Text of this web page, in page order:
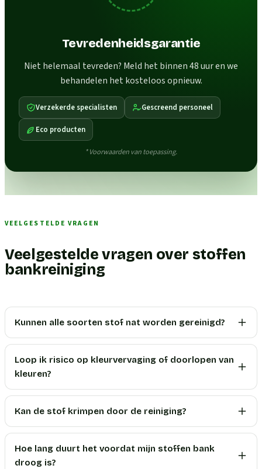
Tevredenheidsgarantie
Niet helemaal tevreden? Meld het binnen 48 uur en we
behandelen het kosteloos opnieuw.
Verzekerde specialisten Gescreend personeel
Eco producten
* Voorwaarden van toepassing.
VEELGESTELDE VRAGEN
Veelgestelde vragen over stoffen
bankreiniging
Kunnen alle soorten stof nat worden gereinigd?
Loop ik risico op kleurvervaging of doorlopen van
kleuren?
Kan de stof krimpen door de reiniging?
Hoe lang duurt het voordat mijn stoffen bank
droog is?